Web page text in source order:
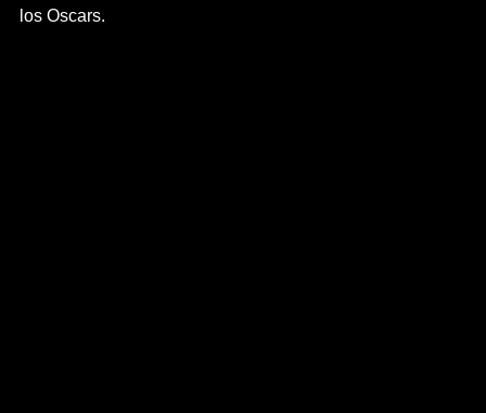
los Oscars.